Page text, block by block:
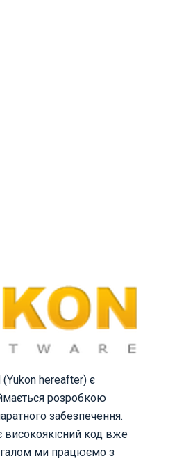
hereafter) є
розробкою
забезпечення.
високоякісний код вже
ми працюємо з